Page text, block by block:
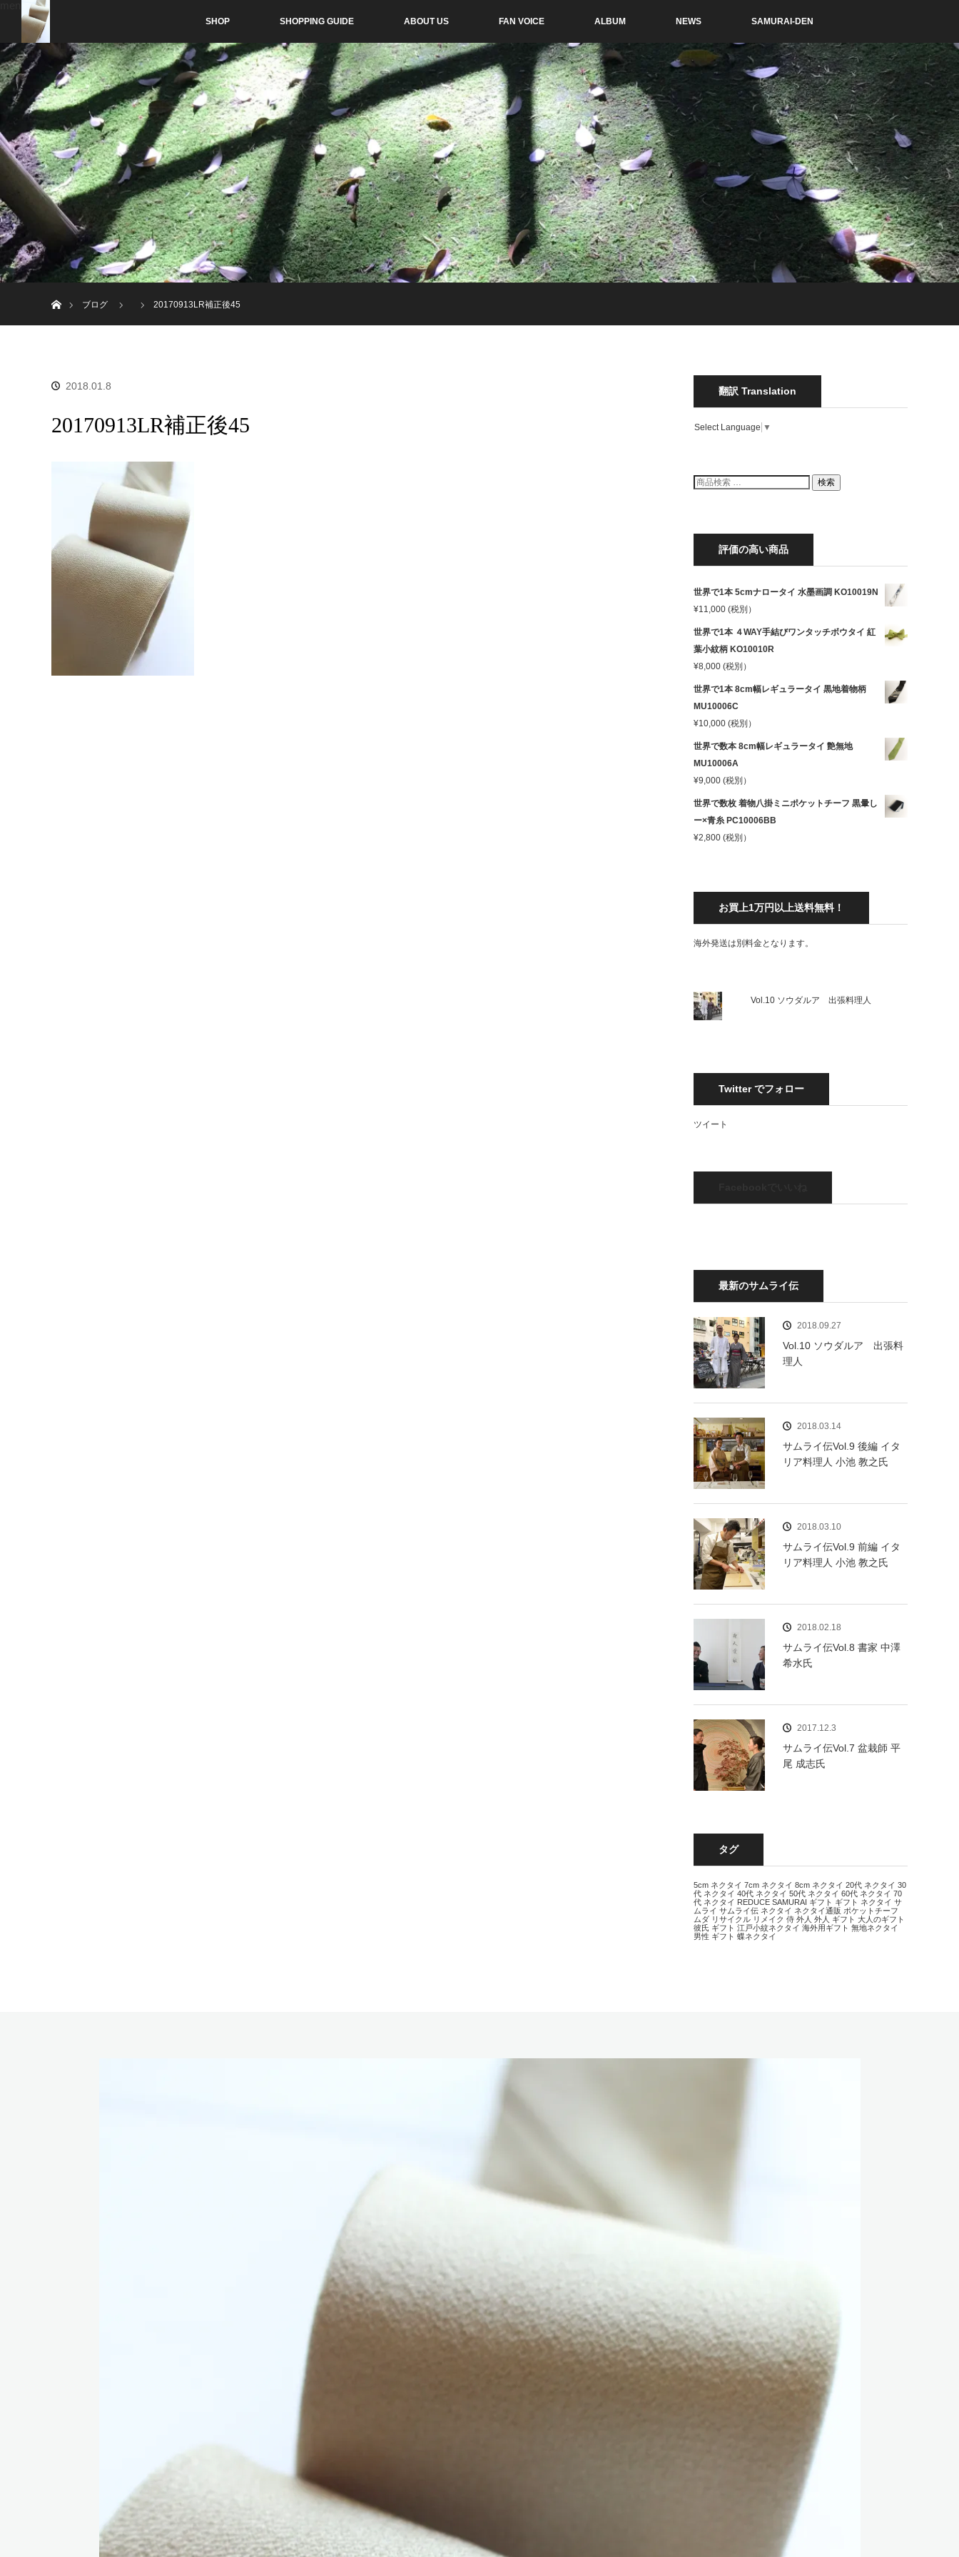
SHOP SHOPPING GUIDE ABOUT US FAN VOICE ALBUM NEWS SAMURAI-DEN
ブログ
20170913LR補正後45
2018.01.8
20170913LR補正後45
翻訳 Translation
Select Language ▼
検
索
検索
評価の高い商品
世界で1本 5cmナロータイ 水墨画調 KO10019N
¥11,000 (税別）
世界で1本 ４WAY手結びワンタッチボウタイ 紅
葉小紋柄 KO10010R
¥8,000 (税別）
世界で1本 8cm幅レギュラータイ 黒地着物柄
MU10006C
¥10,000 (税別）
世界で数本 8cm幅レギュラータイ 艶無地
MU10006A
¥9,000 (税別）
世界で数枚 着物八掛ミニポケットチーフ 黒暈し
ー×青糸 PC10006BB
¥2,800 (税別）
お買上1万円以上送料無料！
海外発送は別料金となります。
Vol.10 ソウダルア 出張料理人
Twitter でフォロー
ツイート
最新のサムライ伝
2018.09.27
Vol.10 ソウダルア 出張料
理人
2018.03.14
サムライ伝Vol.9 後編 イタ
リア料理人 小池 教之氏
2018.03.10
サムライ伝Vol.9 前編 イタ
リア料理人 小池 教之氏
2018.02.18
サムライ伝Vol.8 書家 中澤
希水氏
2017.12.3
サムライ伝Vol.7 盆栽師 平
尾 成志氏
タグ
5cm ネクタイ 7cm ネクタイ 8cm ネクタイ 20代 ネクタイ 30
代 ネクタイ 40代 ネクタイ 50代 ネクタイ 60代 ネクタイ 70
代 ネクタイ REDUCE SAMURAI ギフト ギフト ネクタイ サ
ムライ サムライ伝 ネクタイ ネクタイ通販 ポケットチーフ
ムダ リサイクル リメイク 侍 外人 外人 ギフト 大人のギフト
彼氏 ギフト 江戸小紋ネクタイ 海外用ギフト 無地ネクタイ
男性 ギフト 蝶ネクタイ